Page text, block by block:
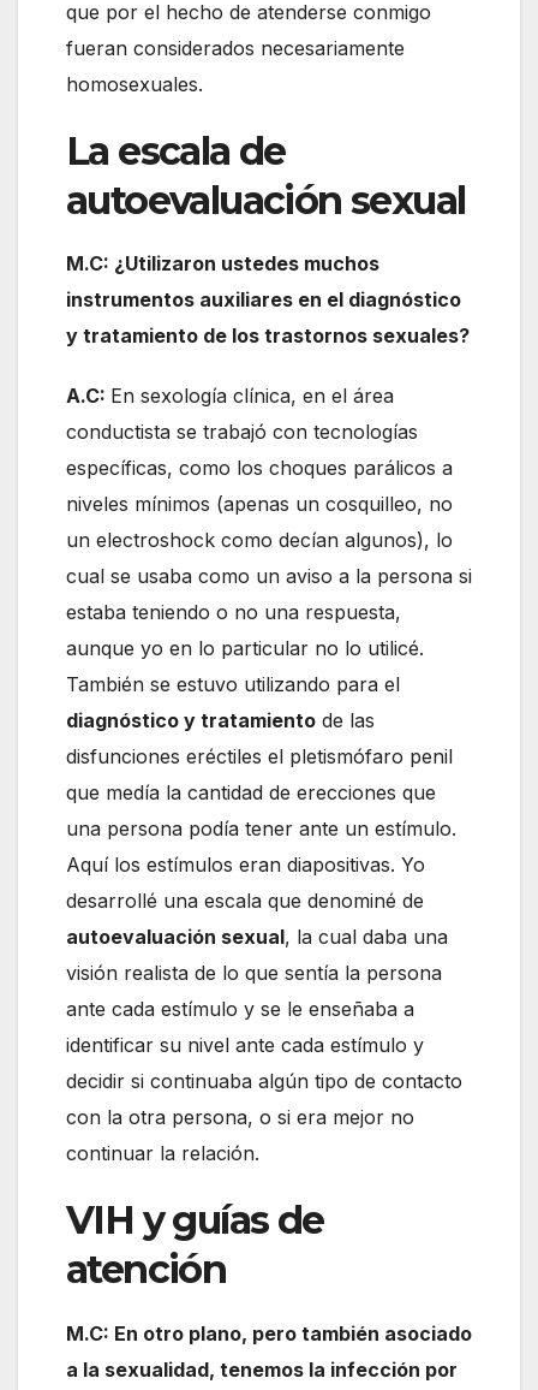
que por el hecho de atenderse conmigo
fueran considerados necesariamente
homosexuales.
La escala de
autoevaluación sexual
M.C: ¿Utilizaron ustedes muchos
instrumentos auxiliares en el diagnóstico
y tratamiento de los trastornos sexuales?
A.C: En sexología clínica, en el área
conductista se trabajó con tecnologías
específicas, como los choques parálicos a
niveles mínimos (apenas un cosquilleo, no
un electroshock como decían algunos), lo
cual se usaba como un aviso a la persona si
estaba teniendo o no una respuesta,
aunque yo en lo particular no lo utilicé.
También se estuvo utilizando para el
diagnóstico y tratamiento de las
disfunciones eréctiles el pletismófaro penil
que medía la cantidad de erecciones que
una persona podía tener ante un estímulo.
Aquí los estímulos eran diapositivas. Yo
desarrollé una escala que denominé de
autoevaluación sexual, la cual daba una
visión realista de lo que sentía la persona
ante cada estímulo y se le enseñaba a
identificar su nivel ante cada estímulo y
decidir si continuaba algún tipo de contacto
con la otra persona, o si era mejor no
continuar la relación.
VIH y guías de
atención
M.C: En otro plano, pero también asociado
a la sexualidad, tenemos la infección por